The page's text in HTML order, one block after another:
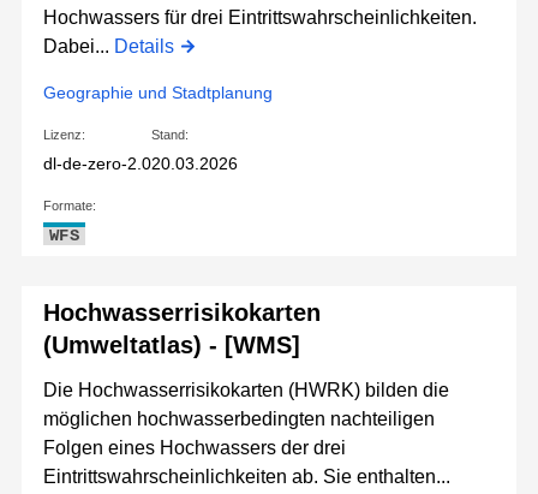
Hochwassers für drei Eintrittswahrscheinlichkeiten.
Dabei... Details
Geographie und Stadtplanung
Lizenz:
dl-de-zero-2.0
Stand:
20.03.2026
Formate:
WFS
Hochwasserrisikokarten
(Umweltatlas) - [WMS]
Die Hochwasserrisikokarten (HWRK) bilden die
möglichen hochwasserbedingten nachteiligen
Folgen eines Hochwassers der drei
Eintrittswahrscheinlichkeiten ab. Sie enthalten...